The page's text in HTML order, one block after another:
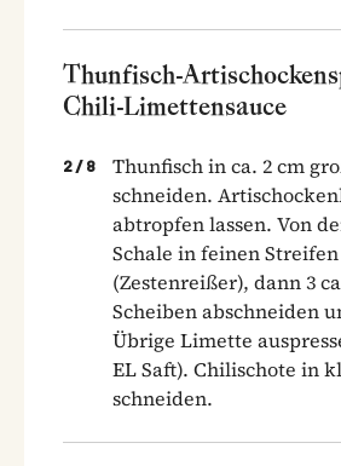
Thunfisch-
Chili-Limettensauce
2 / 8
Thunfisch in ca. 2 cm
schneiden.
abtropfen lassen. Von
Schale in feinen
(Zestenreißer), dann 3
Scheiben abschneiden
Übrige Limette
EL Saft). Chilischote in
schneiden.